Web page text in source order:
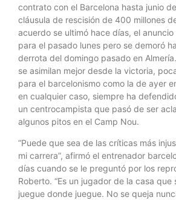
contrato con el Barcelona hasta junio
cláusula de rescisión de 400 millones
acuerdo se ultimó hace días, el
para el pasado lunes pero se demoró
derrota del domingo pasado en
se asimilan mejor desde la victoria,
para el barcelonismo como la de ayer
en cualquier caso, siempre ha
un centrocampista que pasó de ser
algunos pitos en el Camp Nou.
“Puede que sea de las críticas más
mi carrera”, afirmó el entrenador
días cuando se le preguntó por los
Roberto. “Es un jugador de la casa que
juegue donde juegue. No se queja